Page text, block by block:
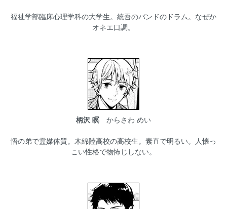
福祉学部臨床心理学科の大学生。統吾のバンドのドラム。なぜか
オネエ口調。
柄沢 瞑からさわ めい
悟の弟で霊媒体質。木綿陸高校の高校生。素直で明るい。人懐っ
こい性格で物怖じしない。